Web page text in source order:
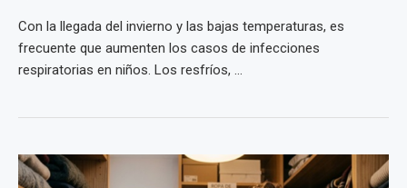
Con la llegada del invierno y las bajas temperaturas, es
frecuente que aumenten los casos de infecciones
respiratorias en niños. Los resfríos, ...